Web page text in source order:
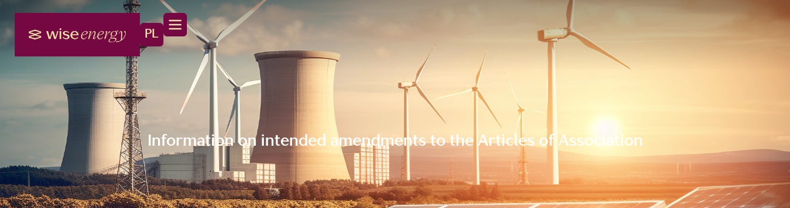
PL
Information on intended amendments to the Articles of Association